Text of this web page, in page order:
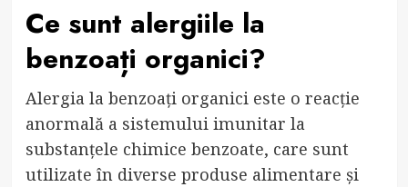
Ce sunt alergiile la
benzoați organici?
Alergia la benzoați organici este o reacție
anormală a sistemului imunitar la
substanțele chimice benzoate, care sunt
utilizate în diverse produse alimentare și